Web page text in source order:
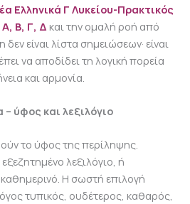
Ελληνικά Γ Λυκείου-Πρακτικός
Β, Γ, Δ και την ομαλή ροή από
είναι λίστα σημειώσεων· είναι
να αποδίδει τη λογική πορεία
και αρμονία.
ύφος και λεξιλόγιο
το ύφος της περίληψης.
λεξιλόγιο, ή
Η σωστή επιλογή
τυπικός, ουδέτερος, καθαρός,